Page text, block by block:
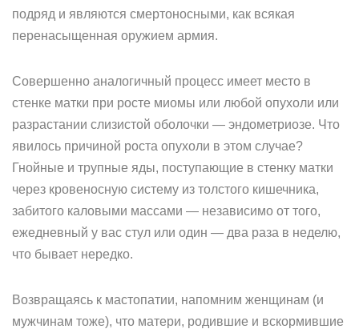
подряд и являются смертоносными, как всякая
перенасыщенная оружием армия.
Совершенно аналогичный процесс имеет место в
стенке матки при росте миомы или любой опухоли или
разрастании слизистой оболочки — эндометриозе. Что
явилось причиной роста опухоли в этом случае?
Гнойные и трупные яды, поступающие в стенку матки
через кровеносную систему из толстого кишечника,
забитого каловыми массами — независимо от того,
ежедневный у вас стул или один — два раза в неделю,
что бывает нередко.
Возвращаясь к мастопатии, напомним женщинам (и
мужчинам тоже), что матери, родившие и вскормившие